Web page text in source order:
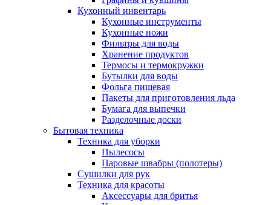
Кухонный инвентарь
Кухонные инструменты
Кухонные ножи
Фильтры для воды
Хранение продуктов
Термосы и термокружки
Бутылки для воды
Фольга пищевая
Пакеты для приготовления льда
Бумага для выпечки
Разделочные доски
Бытовая техника
Техника для уборки
Пылесосы
Паровые швабры (полотеры)
Сушилки для рук
Техника для красоты
Аксессуары для бритья